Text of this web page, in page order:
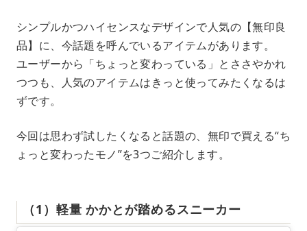
シンプルかつハイセンスなデザインで人気の【無印良
品】に、今話題を呼んでいるアイテムがあります。
ユーザーから「ちょっと変わっている」とささやかれ
つつも、人気のアイテムはきっと使ってみたくなるは
ずです。
今回は思わず試したくなると話題の、無印で買える“ち
ょっと変わったモノ”を3つご紹介します。
（1）軽量 かかとが踏めるスニーカー